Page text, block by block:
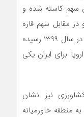
سهم کاسته شده و
رسیده است و در مقابل سهم قاره
آسیا از 56 درصد سال 1380 به 80 درصد در سال 1399 رسیده
برای ایران یکی
نیز نشان
منطقه خاورمیانه